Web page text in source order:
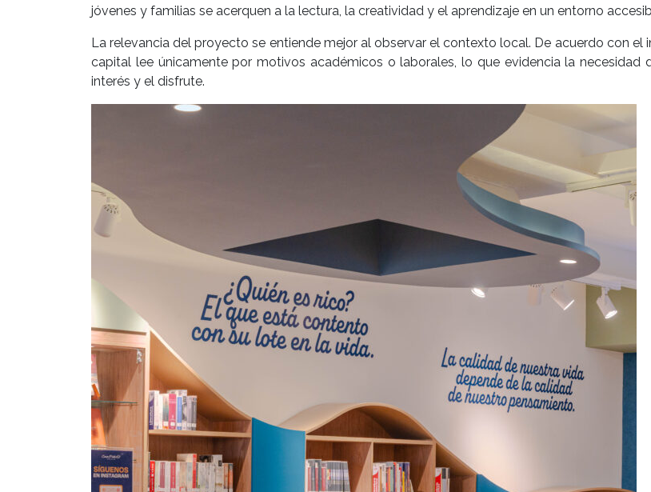
jóvenes y familias se acerquen a la lectura, la creatividad y el aprendizaje en un entorno
La relevancia del proyecto se entiende mejor al observar el contexto local. De acuerdo con el
capital lee únicamente por motivos académicos o laborales, lo que evidencia la necesidad
interés y el disfrute.